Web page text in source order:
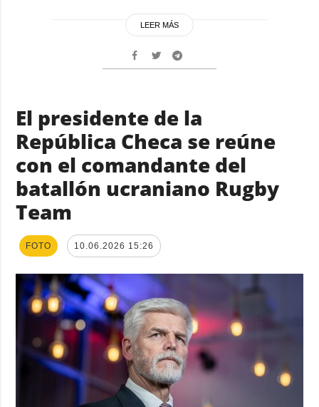
LEER MÁS
El presidente de la
República Checa se reúne
con el comandante del
batallón ucraniano Rugby
Team
FOTO 10.06.2026 15:26